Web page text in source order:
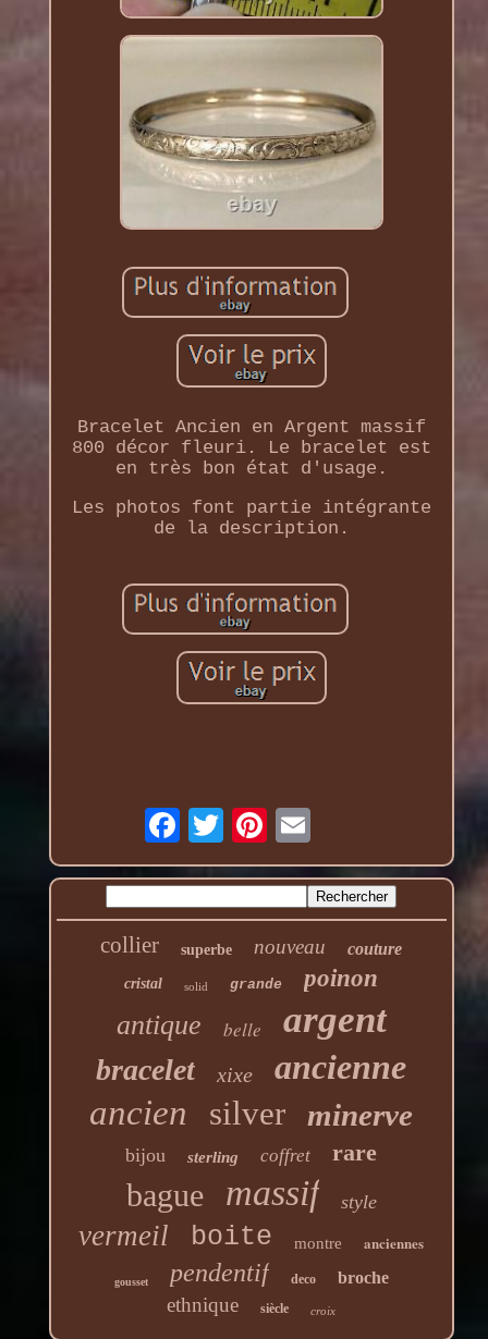
Bracelet Ancien en Argent massif
800 décor fleuri. Le bracelet est
en très bon état d'usage.
Les photos font partie intégrante
de la description.
collier superbe nouveau couture
cristal solid grande poinon
antique belle argent
bracelet xixe
ancienne
ancien
silver minerve
bijou sterling coffret rare
bague massif style
vermeil boite montre anciennes
gousset pendentif deco broche
ethnique siècle croix